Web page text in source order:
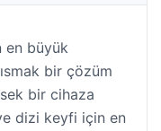
en büyük
bir çözüm
bir cihaza
dizi keyfi için en